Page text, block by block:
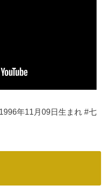
年11月09日生まれ #七